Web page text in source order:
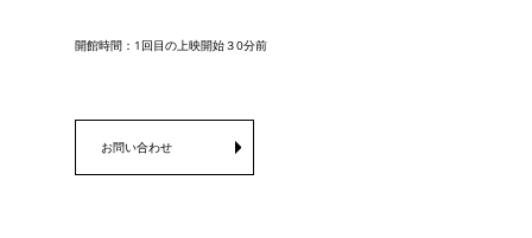
開館時間：1回目の上映開始３0分前
お問い合わせ